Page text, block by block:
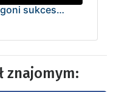
sukces…
znajomym: